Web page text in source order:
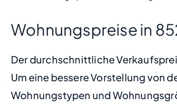
Wohnungspreise in
Der durchschnittliche
Um eine bessere Vorstellung von
Wohnungstypen und